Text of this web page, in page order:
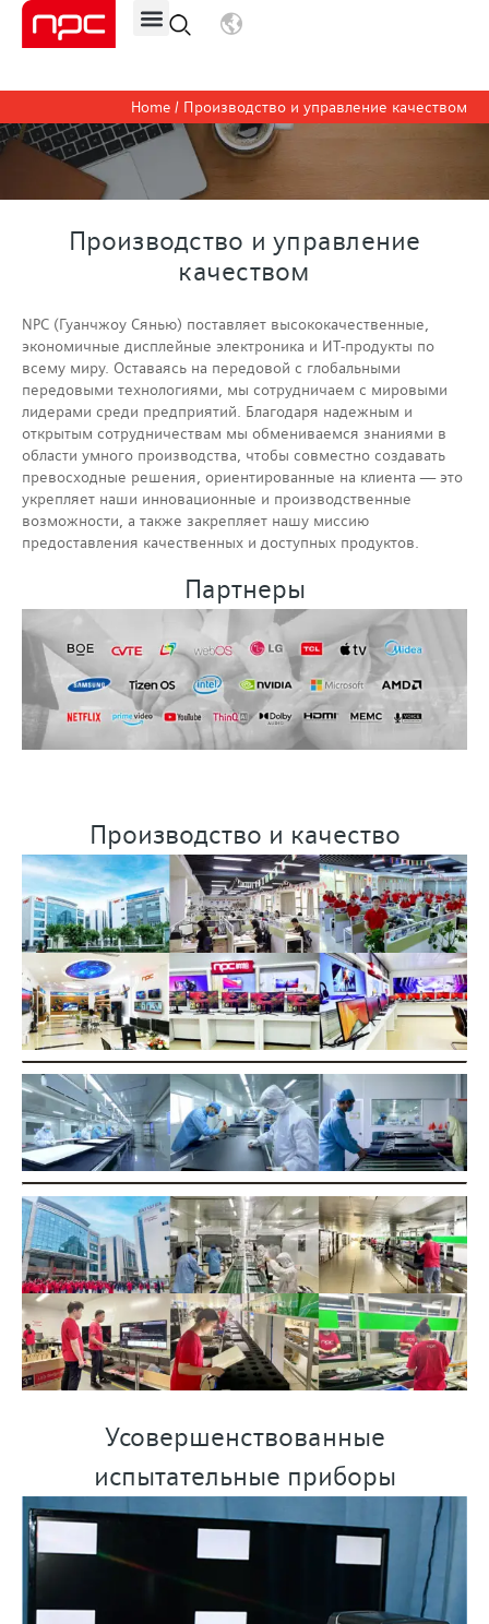
Home / Производство и управление качеством
Производство и управление
качеством
NPC (Гуанчжоу Сянью) поставляет высококачественные,
экономичные дисплейные электроника и ИТ-продукты по
всему миру. Оставаясь на передовой с глобальными
передовыми технологиями, мы сотрудничаем с мировыми
лидерами среди предприятий. Благодаря надежным и
открытым сотрудничествам мы обмениваемся знаниями в
области умного производства, чтобы совместно создавать
превосходные решения, ориентированные на клиента — это
укрепляет наши инновационные и производственные
возможности, а также закрепляет нашу миссию
предоставления качественных и доступных продуктов.
Партнеры
Производство и качество
Усовершенствованные
испытательные приборы